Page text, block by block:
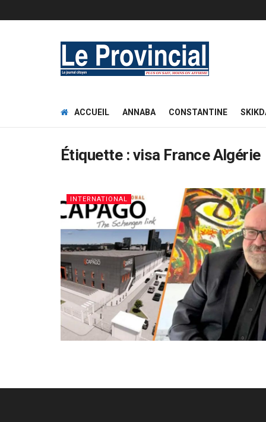
ACCUEIL ANNABA CONSTANTINE
Étiquette : visa France Algérie
INTERNATIONAL